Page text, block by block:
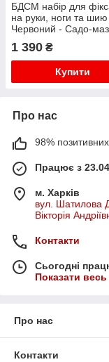
БДСМ набір для
на руки, ноги та шию
Червоний - Садо-
1 390 ₴
Купити
Про нас
98% позитивних
Працює з
м. Харків
вул. Шатилова
Вікторія
Контакти
Сьогодні
Показати
Про нас
Контакти